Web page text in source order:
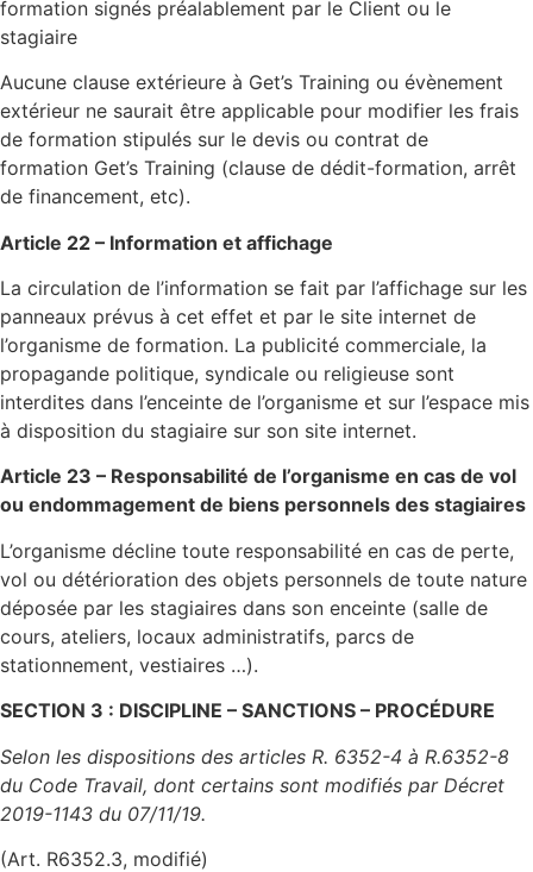
formation signés préalablement par le Client ou le
stagiaire
Aucune clause extérieure à Get’s Training ou évènement
extérieur ne saurait être applicable pour modifier les frais
de formation stipulés sur le devis ou contrat de
formation Get’s Training (clause de dédit-formation, arrêt
de financement, etc).
Article 22 – Information et affichage
La circulation de l’information se fait par l’affichage sur les
panneaux prévus à cet effet et par le site internet de
l’organisme de formation. La publicité commerciale, la
propagande politique, syndicale ou religieuse sont
interdites dans l’enceinte de l’organisme et sur l’espace mis
à disposition du stagiaire sur son site internet.
Article 23 – Responsabilité de l’organisme en cas de vol
ou endommagement de biens personnels des stagiaires
L’organisme décline toute responsabilité en cas de perte,
vol ou détérioration des objets personnels de toute nature
déposée par les stagiaires dans son enceinte (salle de
cours, ateliers, locaux administratifs, parcs de
stationnement, vestiaires …).
SECTION 3 : DISCIPLINE – SANCTIONS – PROCÉDURE
Selon les dispositions des articles R. 6352-4 à R.6352-8
du Code Travail, dont certains sont modifiés par Décret
2019-1143 du 07/11/19.
(Art. R6352.3, modifié)